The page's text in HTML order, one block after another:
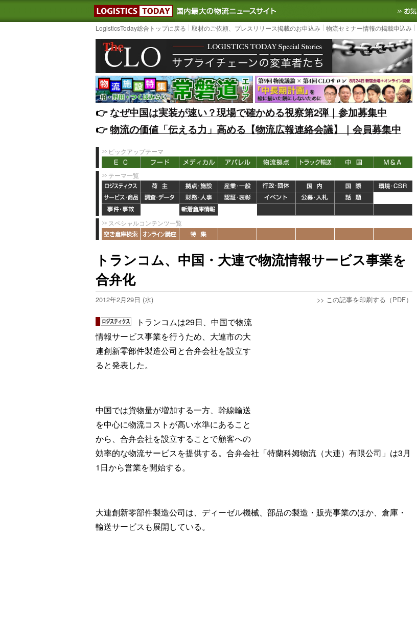
LOGISTICS TODAY｜国内最大の物流ニュースサイト3PL, SCMなど国内外の
LogisticsToday総合トップに戻る 取材のご依頼、プレスリリース掲載のお申込み 物流セミナー情報の掲載申込み
👉️なぜ中国は実装が速い？現場で確かめる視察第2弾｜参加募集中
👉️物流の価値「伝える力」高める【物流広報連絡会議】｜会員募集中
ピックアップテーマ
テーマ一覧
スペシャルコンテンツ一覧
トランコム、中国・大連で物流情報サービス事業を
合弁化
2012年2月29日 (水) >> この記事を印刷する（PDF）
トランコムは29日、中国で物流
情報サービス事業を行うため、大連市の大
連創新零部件製造公司と合弁会社を設立す
ると発表した。
中国では貨物量が増加する一方、幹線輸送
を中心に物流コストが高い水準にあること
から、合弁会社を設立することで顧客への
効率的な物流サービスを提供する。合弁会社「特蘭科姆物流（大連）有限公司」は3月
1日から営業を開始する。
大連創新零部件製造公司は、ディーゼル機械、部品の製造・販売事業のほか、倉庫・
輸送サービスも展開している。